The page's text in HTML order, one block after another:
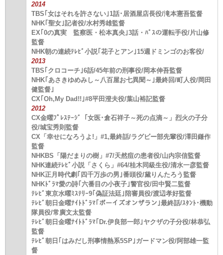
2014
TBS｢女はそれを許さない｣1話･居酒屋店長役/滝本憲吾監督
NHK｢聖女｣記者役/水村秀雄監督
EX｢0の真実 監察医・松本真央｣3話・ﾊﾞｽの運転手役/片山修
監督
NHK朝の連続ﾃﾚﾋﾞ小説｢花子とアン｣15週ドミンゴのお客役/
2013
TBS｢クロコーチ｣6話/45年前の刑事役/岡本伸吾監督
NHK｢あさきゆめみし～八百屋お七異聞～｣最終回/町人役/岡田
健監督｣
CX｢Oh,My Dad!!｣#8平田澄夫役/葉山裕記監督
2012
CX金曜ﾌﾟﾚｽﾃｰｼﾞ「女医･倉石祥子～死の点滴～」烈火の子分
役/城宝秀則監督
CX「幸せになろうよ!」#1,最終話/ラグビー部先輩役/澤田鎌作
監督
NHKBS「陽だまりの樹」#7/天然痘の患者役/山内宗信監督
NHK連続ﾃﾚﾋﾞ小説「さくら」#64/桂木同級生役/清水一彦監督
NHK正月時代劇｢四千万歩の男｣番頭役/黛りんたろう監督
NHKﾄﾞﾗﾏ愛の詩｢六番目の小夜子｣警官役/田中賢二監督
ﾃﾚﾋﾞ東京水曜ﾐｽﾃﾘｰ9｢偽証法廷｣陪審員役/渡辺孝好監督
ﾃﾚﾋﾞ朝日金曜ﾅｲﾄﾄﾞﾗﾏ｢ボーイズオンザラン｣最終話/ｽﾀﾝﾄ･機動
隊員役/常廣文太監督
ﾃﾚﾋﾞ朝日金曜ﾅｲﾄﾄﾞﾗﾏ｢Dr.伊良部一郎｣ヤクザの子分役/林恭弘
監督
ﾃﾚﾋﾞ朝日｢はみだし刑事情熱系5SP｣ガードマン役/阿部雄一監
督